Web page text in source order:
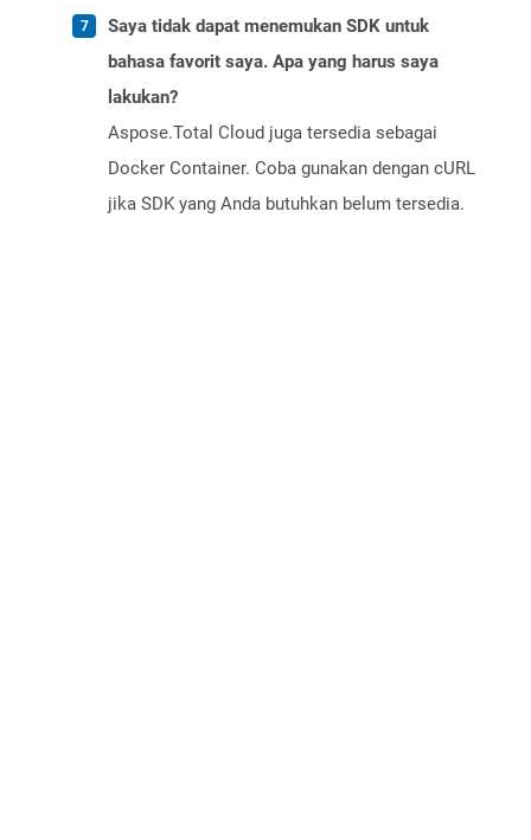
Saya tidak dapat menemukan SDK untuk
bahasa favorit saya. Apa yang harus saya
lakukan?
Aspose.Total Cloud juga tersedia sebagai
Docker Container. Coba gunakan dengan cURL
jika SDK yang Anda butuhkan belum tersedia.